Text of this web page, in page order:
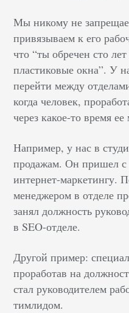
Мы никому не
привязываем к его
что “ты обречен сто
пластиковые окна”. У
перейти между
когда человек,
через какое-то время ее
Например, у нас в
продажам. Он пришел
интернет-маркетингу.
менеджером в отделе
занял должность
в SEO-отделе.
Другой пример:
проработав на
стал руководителем
тимлидом.